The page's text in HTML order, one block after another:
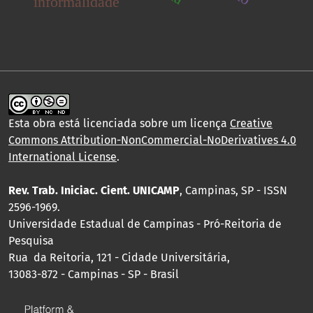
Esta obra está licenciada sobre um licença Creative
Commons Attribution-NonCommercial-NoDerivatives 4.0
International License.
Rev. Trab. Iniciac. Cient. UNICAMP, Campinas, SP - ISSN
2596-1969.
Universidade Estadual de Campinas - Pró-Reitoria de
Pesquisa
Rua da Reitoria, 121 - Cidade Universitária,
13083-872 - Campinas - SP - Brasil